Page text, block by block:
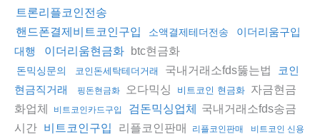
트론리플코인전송
핸드폰결제비트코인구입
소액결제테더전송
이더리움구입
대행
이더리움현금화 btc현금화
돈믹싱문의 코인돈세탁테더거래 국내거래소fds뚫는법
코인
현금직거래
핑돈현금화 오다믹싱 비트코인 현금화 자금현금
화업체
비트코인카드구입 검돈믹싱업체
국내거래소fds송금
시간 비트코인구입 리플코인판매 리플코인판매
비트코인 신용